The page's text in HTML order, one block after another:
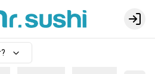
Login